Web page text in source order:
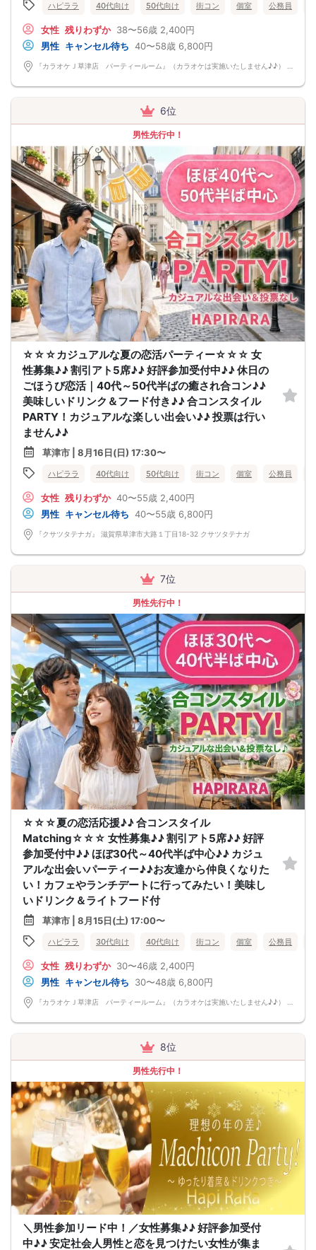
ハピララ 40代向け 50代向け 街コン 個室 公務員
女性 残りわずか 38〜56歳 2,400円
男性 キャンセル待ち 40〜58歳 6,800円
6位
男性先行中！
☆☆☆カジュアルな夏の恋活パーティー☆☆☆ 女
性募集♪♪ 割引アト5席♪♪ 好評参加受付中♪♪ 休日の
ごほうび恋活｜40代～50代半ばの癒され合コン♪♪
美味しいドリンク＆フード付き♪♪ 合コンスタイル
PARTY！カジュアルな楽しい出会い♪♪ 投票は行い
ません♪♪
草津市 | 8月16日(日) 17:30〜
ハピララ 40代向け 50代向け 街コン 個室 公務員
女性 残りわずか 40〜55歳 2,400円
男性 キャンセル待ち 40〜55歳 6,800円
『クサツタテナガ』 滋賀県草津市大路１丁目18-32 クサツタテナガ
7位
男性先行中！
☆☆☆夏の恋活応援♪♪ 合コンスタイル
Matching☆☆☆ 女性募集♪♪ 割引アト5席♪♪ 好評
参加受付中♪♪ ほぼ30代～40代半ば中心♪♪ カジュ
アルな出会いパーティー♪♪お友達から仲良くなりた
い！カフェやランチデートに行ってみたい！美味し
いドリンク＆ライトフード付
草津市 | 8月15日(土) 17:00〜
ハピララ 30代向け 40代向け 街コン 個室 公務員
女性 残りわずか 30〜46歳 2,400円
男性 キャンセル待ち 30〜48歳 6,800円
8位
男性先行中！
＼男性参加リード中！／女性募集♪♪ 好評参加受付
中♪♪ 安定社会人男性と恋を見つけたい女性が集ま